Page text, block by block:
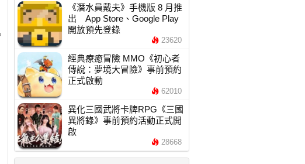
《潛水員戴夫》手機版 8 月推
出 App Store、Google Play
開放預先登錄
23620
經典療癒冒險 MMO《初心者
傳說：夢境大冒險》事前預約
正式啟動
62010
異化三國武將卡牌RPG《三國
異將錄》事前預約活動正式開
啟
28668